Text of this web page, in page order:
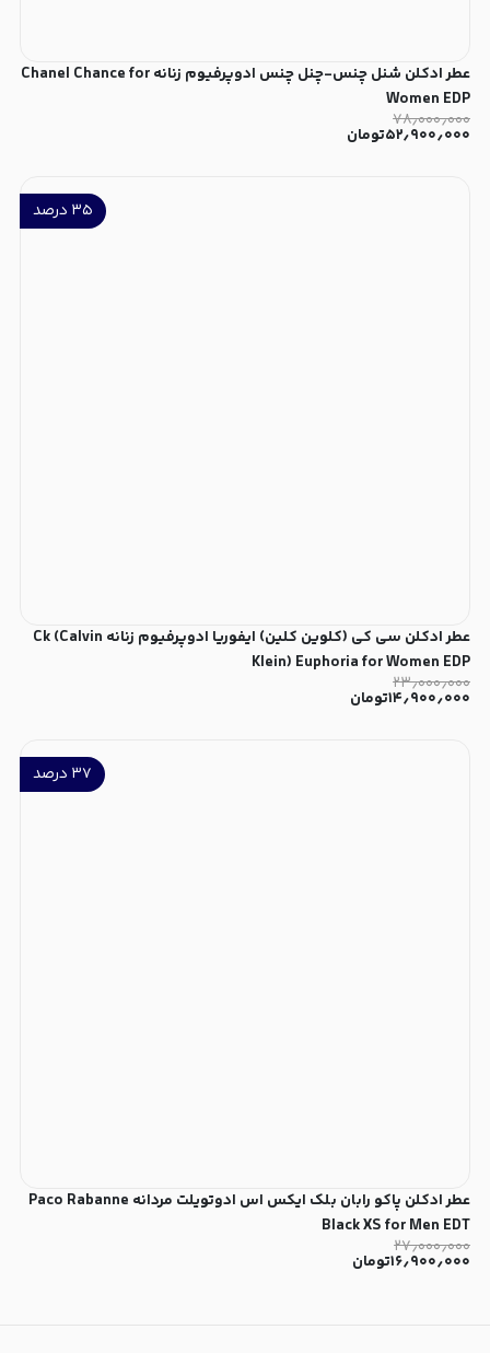
عطر ادکلن شنل چنس-چنل چنس ادوپرفیوم زنانه Chanel Chance for
Women EDP
۷۸٫۰۰۰٫۰۰۰
۵۲٫۹۰۰٫۰۰۰تومان
۳۵ درصد
عطر ادکلن سی کی (کلوین کلین) ایفوریا ادوپرفیوم زنانه Ck (Calvin
Klein) Euphoria for Women EDP
۲۳٫۰۰۰٫۰۰۰
۱۴٫۹۰۰٫۰۰۰تومان
۳۷ درصد
عطر ادکلن پاکو رابان بلک ایکس اس ادوتویلت مردانه Paco Rabanne
Black XS for Men EDT
۲۷٫۰۰۰٫۰۰۰
۱۶٫۹۰۰٫۰۰۰تومان